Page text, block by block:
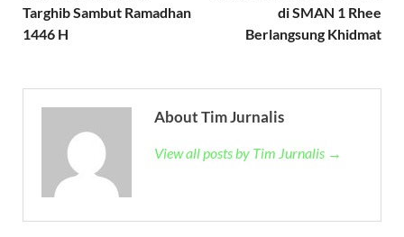
Targhib Sambut Ramadhan
1446 H
di SMAN 1 Rhee
Berlangsung Khidmat
About Tim Jurnalis
View all posts by Tim Jurnalis →